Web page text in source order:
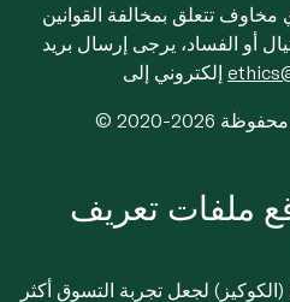
تتعلق بمخالفة القوانين
أو الفساد، يرجى إرسال بريد
محفوظة
ملفات تعريف
لجعل تجربة التسوق أكثر